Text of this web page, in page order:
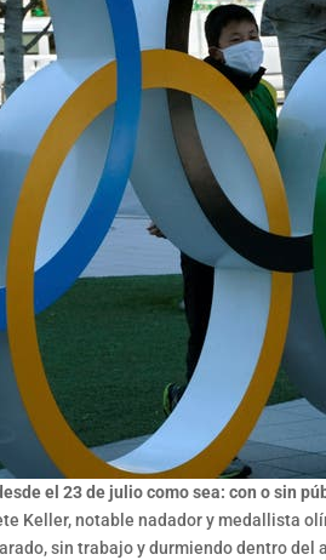
el 23 de julio como sea: con o sin
Keller, notable nadador y medallista
sin trabajo y durmiendo dentro